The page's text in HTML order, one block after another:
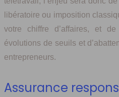
libératoire ou imposition
votre chiffre d’affaires, et
évolutions de seuils et
entrepreneurs.
Assurance